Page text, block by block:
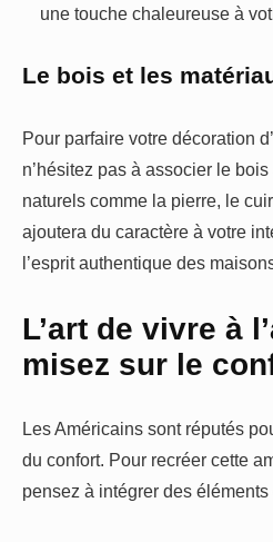
une touche chaleureuse à
Le bois et les
Pour parfaire votre décoration
n’hésitez pas à associer le
naturels comme la pierre, le
ajoutera du caractère à votre
l’esprit authentique des
L’art de vivre à
misez sur le
Les Américains sont réputés
du confort. Pour recréer cette
pensez à intégrer des